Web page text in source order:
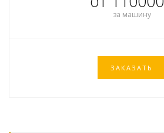
за машину
ЗАКАЗАТЬ